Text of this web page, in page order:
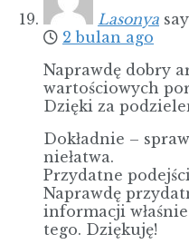
Lasonya
2 bulan ago
Naprawdę dobry
wartościowych
Dzięki za
Dokładnie –
niełatwa.
Przydatne
Naprawdę
informacji właśnie
tego. Dziękuję!